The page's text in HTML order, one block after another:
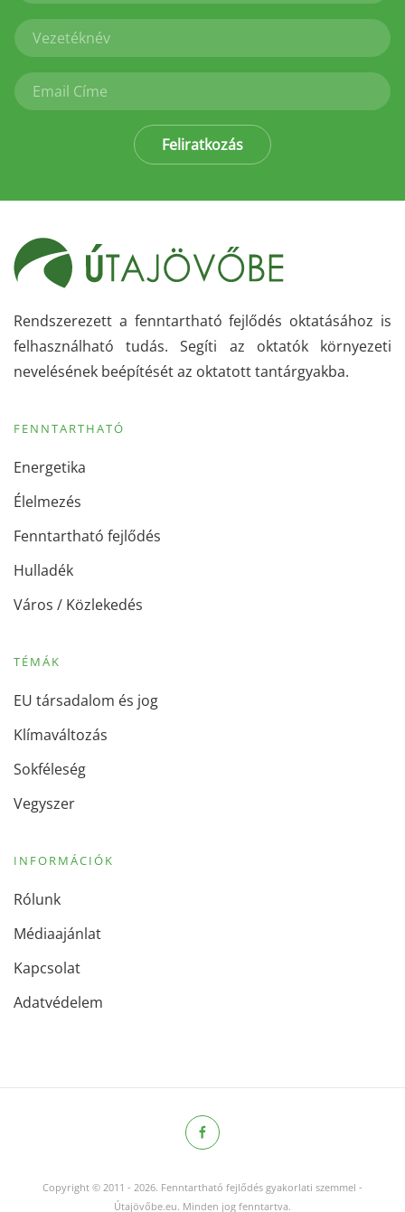
Feliratkozás
Rendszerezett a fenntartható fejlődés oktatásához is
felhasználható tudás. Segíti az oktatók környezeti
nevelésének beépítését az oktatott tantárgyakba.
FENNTARTHATÓ
Energetika
Élelmezés
Fenntartható fejlődés
Hulladék
Város / Közlekedés
TÉMÁK
EU társadalom és jog
Klímaváltozás
Sokféleség
Vegyszer
INFORMÁCIÓK
Rólunk
Médiaajánlat
Kapcsolat
Adatvédelem
Copyright © 2011 - 2026. Fenntartható fejlődés gyakorlati szemmel -
Útajövőbe.eu. Minden jog fenntartva.